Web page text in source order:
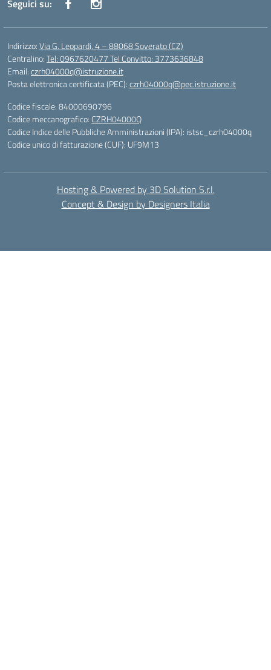
Seguici su:
Indirizzo:Via G. Leopardi, 4 – 88068 Soverato (CZ)
Centralino:Tel: 0967620477 Tel Convitto: 3773636848
Email:czrh04000q@istruzione.it
Posta elettronica certificata (PEC):czrh04000q@pec.istruzione.it
Codice fiscale: 84000690796
Codice meccanografico: CZRH04000Q
Codice Indice delle Pubbliche Amministrazioni (IPA): istsc_czrh04000q
Codice unico di fatturazione (CUF): UF9M13
Hosting & Powered by 3D Solution S.r.l.
Concept & Design by Designers Italia